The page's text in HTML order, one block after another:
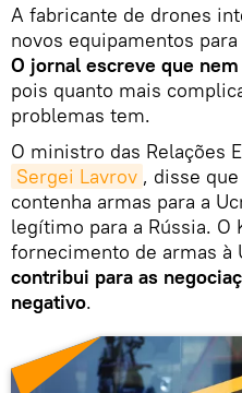
A fabricante de drones
novos equipamentos
O jornal escreve que
pois quanto mais
problemas tem.
O ministro das Relações
Sergei Lavrov , disse
contenha armas para a
legítimo para a Rússia.
fornecimento de armas à
contribui para as
negativo.